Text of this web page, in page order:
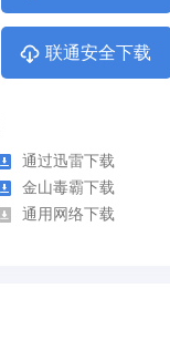
联通安全下载
通过迅雷下载
金山毒霸下载
通用网络下载